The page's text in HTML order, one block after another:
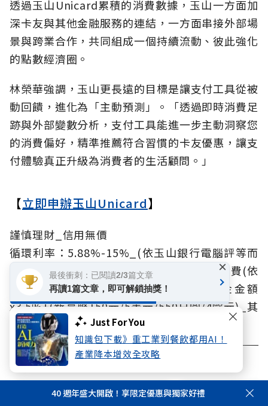
Just For You
知識包下載》重工業到餐飲都用AI！
產業降本增效全攻略
透過玉山Unicard累積的消費數據，玉山一方面加
深卡友與其他金融服務的連結，一方面串接外部場
景與跨業合作，共同組成一個持續流動、彼此強化
的點數經濟圈。
林榮華強調，玉山更長遠的目標是讓支付工具從被
動回饋，進化為「主動預測」。「透過即時消費足
跡與外部變數分析，支付工具能進一步主動洞察您
的消費偏好，精準推薦符合習慣的卡友優惠，讓支
付體驗真正升級為消費者的生活顧問。」
【立即申辦玉山Unicard】
謹慎理財_信用無價
循環利率：5.88%-15%_(依玉山銀行電腦評等而
訂，基準日：2015/09/01)。_預借現金手續費(依
預借現金約定結付幣別區分)：預借現金金額
x3.5%+(新臺幣150元/5美元/550日圓/4歐元)_其
他相關費率依玉山銀行網站及申請書公告。
相關文章
40 週年盛大開啟！享限定優惠與獨家好禮
最後衝刺：已閱讀2/3篇文章
再讀1篇文章，即可解鎖抽獎！
×